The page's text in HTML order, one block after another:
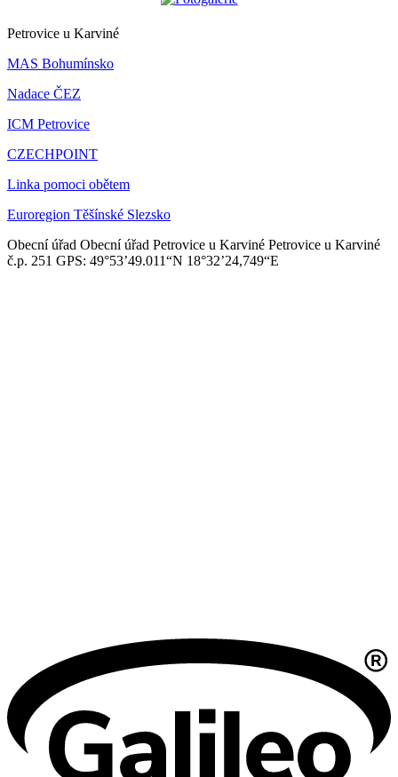
Petrovice u Karviné
MAS Bohumínsko
Nadace ČEZ
ICM Petrovice
CZECHPOINT
Linka pomoci obětem
Euroregion Těšínské Slezsko
Obecní úřad Obecní úřad Petrovice u Karviné Petrovice u Karviné
č.p. 251 GPS: 49°53’49.011“N 18°32’24,749“E